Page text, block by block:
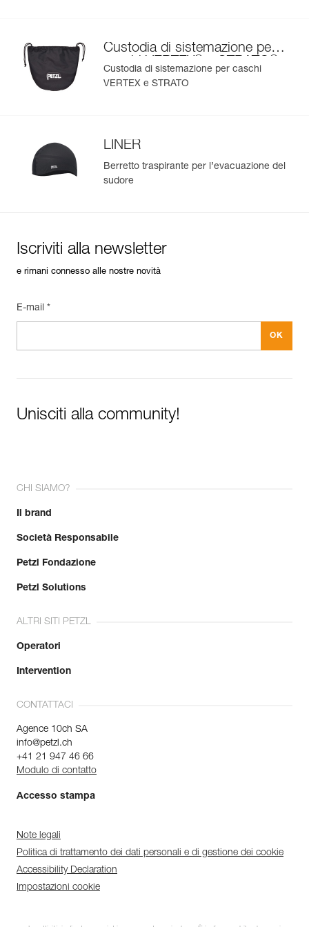
Custodia di sistemazione per
caschi VERTEX
e STRATO
Custodia di sistemazione per caschi
VERTEX e STRATO
LINER
Berretto traspirante per l’evacuazione del
sudore
Iscriviti alla newsletter
e rimani connesso alle nostre novità
E-mail *
Unisciti alla community!
CHI SIAMO?
Il brand
Società Responsabile
Petzl Fondazione
Petzl Solutions
ALTRI SITI PETZL
Operatori
Intervention
CONTATTACI
Agence 10ch SA
info@petzl.ch
+41 21 947 46 66
Modulo di contatto
Accesso stampa
Note legali
Politica di trattamento dei dati personali e di gestione dei cookie
Accessibility Declaration
Impostazioni cookie